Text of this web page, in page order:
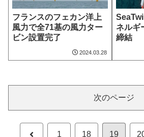
フランスのフェカン洋上
風力で全71基の風力ター
ビン設置完了
2024.03.28
ネルギ
締結
次のページ
前 1 18 19